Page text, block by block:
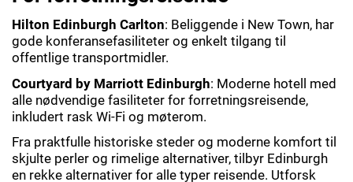
Hilton Edinburgh Carlton: Beliggende i New Town, har
gode konferansefasiliteter og enkelt tilgang til
offentlige transportmidler.
Courtyard by Marriott Edinburgh: Moderne hotell med
alle nødvendige fasiliteter for forretningsreisende,
inkludert rask Wi-Fi og møterom.
Fra praktfulle historiske steder og moderne komfort til
skjulte perler og rimelige alternativer, tilbyr Edinburgh
en rekke alternativer for alle typer reisende. Utforsk